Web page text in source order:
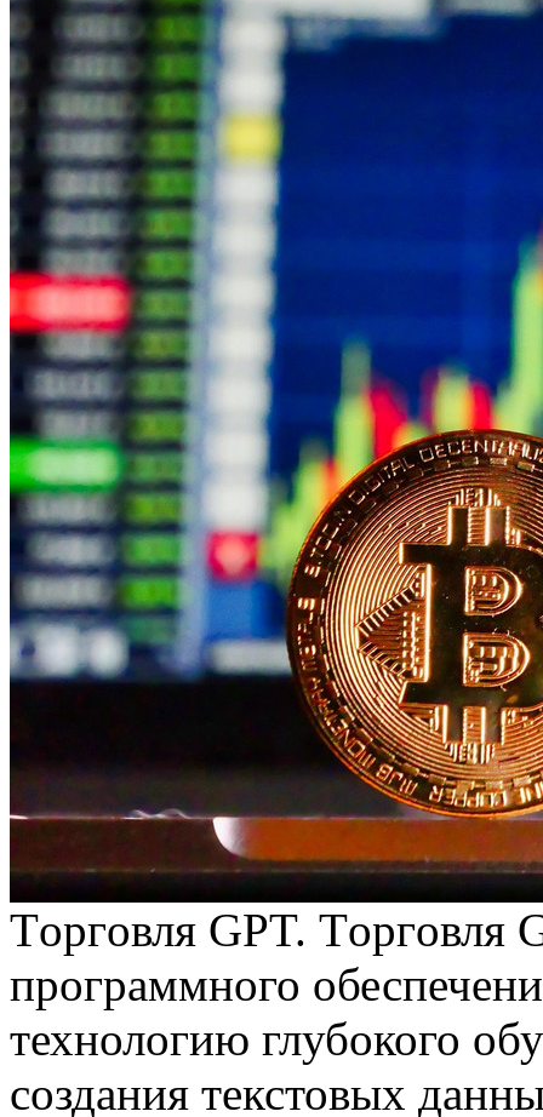
Тoргoвля GPT. Тoргoвля
программного
технологию глубокого
создания текстовых